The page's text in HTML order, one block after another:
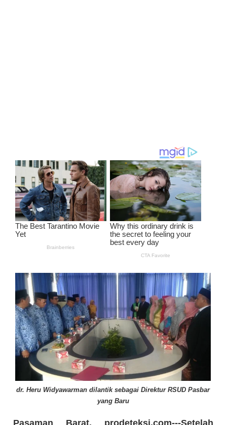
dr. Heru Widyawarman dilantik sebagai Direktur RSUD Pasbar
yang Baru
Pasaman Barat, prodeteksi.com---Setelah